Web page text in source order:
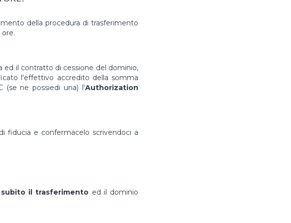
della procedura di trasferimento
il contratto di cessione del dominio,
l'effettivo accredito della somma
(se ne possiedi una) l'Authorization
fiducia e confermacelo scrivendoci a
subito il trasferimento ed il dominio